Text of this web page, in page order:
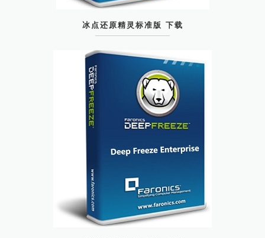
冰点还原精灵标准版 下载